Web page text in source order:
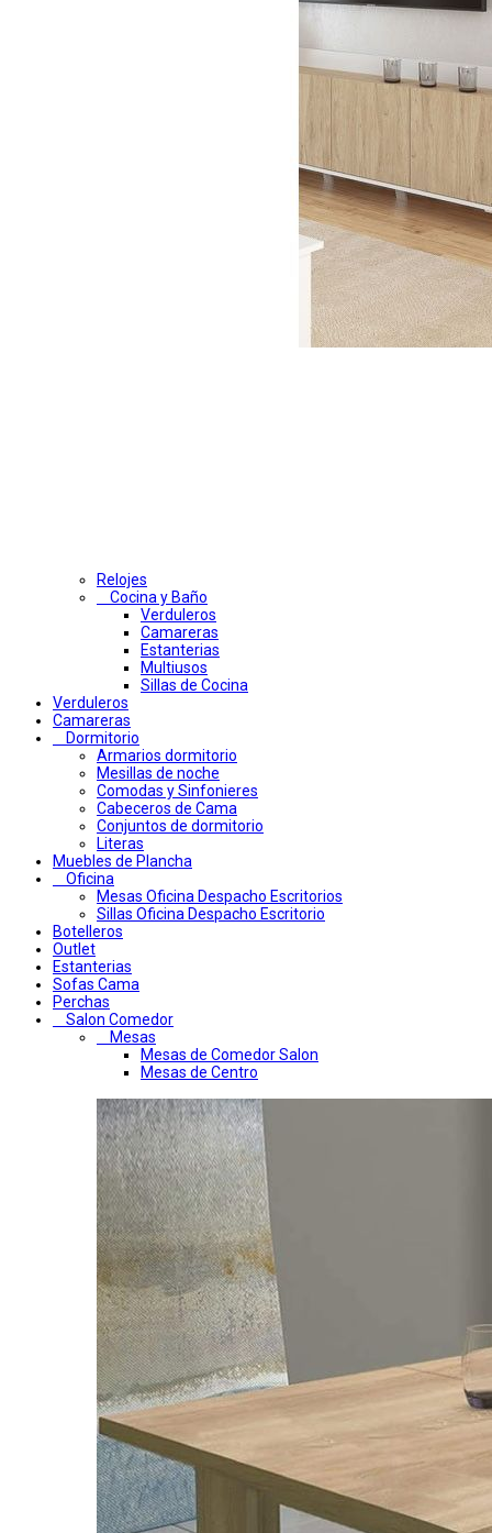
Relojes
Cocina y Baño
Verduleros
Camareras
Estanterias
Multiusos
Sillas de Cocina
Verduleros
Camareras
Dormitorio
Armarios dormitorio
Mesillas de noche
Comodas y Sinfonieres
Cabeceros de Cama
Conjuntos de dormitorio
Literas
Muebles de Plancha
Oficina
Mesas Oficina Despacho Escritorios
Sillas Oficina Despacho Escritorio
Botelleros
Outlet
Estanterias
Sofas Cama
Perchas
Salon Comedor
Mesas
Mesas de Comedor Salon
Mesas de Centro